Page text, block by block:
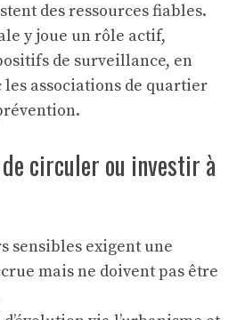
des ressources fiables.
y joue un rôle actif,
de surveillance, en
associations de quartier
circuler ou investir à
sensibles exigent une
mais ne doivent pas être